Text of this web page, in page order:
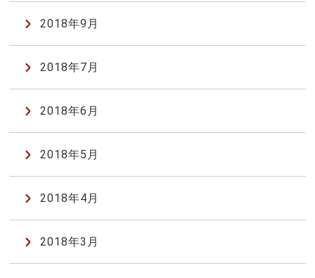
2018年9月
2018年7月
2018年6月
2018年5月
2018年4月
2018年3月